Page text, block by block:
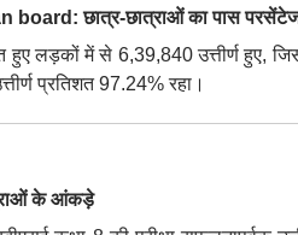
छात्र-छात्राओं का पास
हुए लड़कों में से 6,39,840 उत्तीर्ण हुए,
प्रतिशत 97.24% रहा।
के आंकड़े